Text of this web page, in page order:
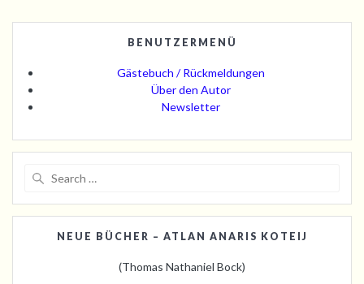
BENUTZERMENÜ
Gästebuch / Rückmeldungen
Über den Autor
Newsletter
NEUE BÜCHER – ATLAN ANARIS KOTEIJ
(Thomas Nathaniel Bock)